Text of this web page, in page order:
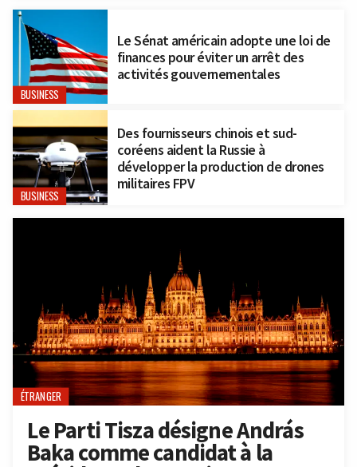
BUSINESS
Le Sénat américain adopte une loi de
finances pour éviter un arrêt des
activités gouvernementales
BUSINESS
Des fournisseurs chinois et sud-
coréens aident la Russie à
développer la production de drones
militaires FPV
ÉTRANGER
Le Parti Tisza désigne András
Baka comme candidat à la